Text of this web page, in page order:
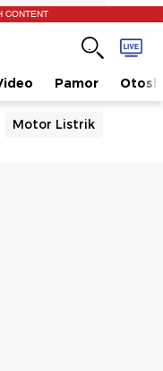
CONTENT
Pamor
Motor Listrik